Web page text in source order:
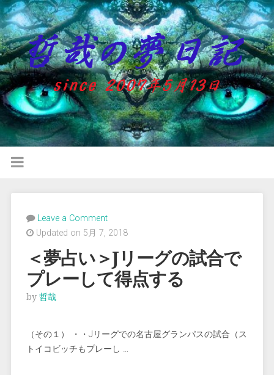
Leave a Comment
Updated on 5月 7, 2018
＜夢占い＞Jリーグの試合で
プレーして得点する
by 哲哉
（その１） ・・Jリーグでの名古屋グランパスの試合（ス
トイコビッチもプレーし …